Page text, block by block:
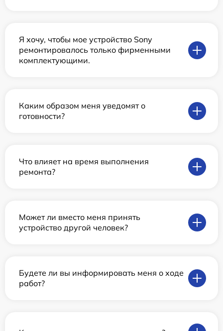
Я хочу, чтобы мое устройство Sony
ремонтировалось только фирменными
комплектующими.
Каким образом меня уведомят о
готовности?
Что влияет на время выполнения
ремонта?
Может ли вместо меня принять
устройство другой человек?
Будете ли вы информировать меня о ходе
работ?